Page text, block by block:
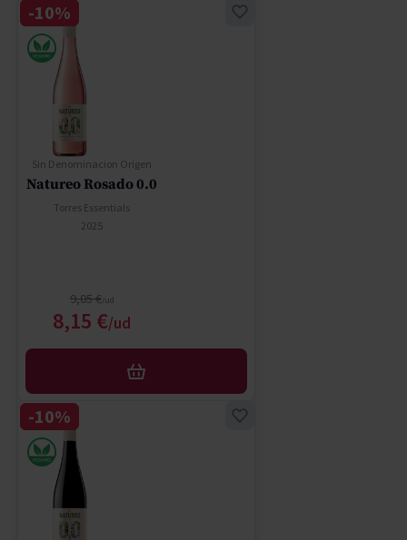
Sin Denominacion Origen
Natureo Rosado 0.0
Torres Essentials
2025
Special Price
8,15 €
Regular Price
9,05 €
-10%
AFEGIR
-10%